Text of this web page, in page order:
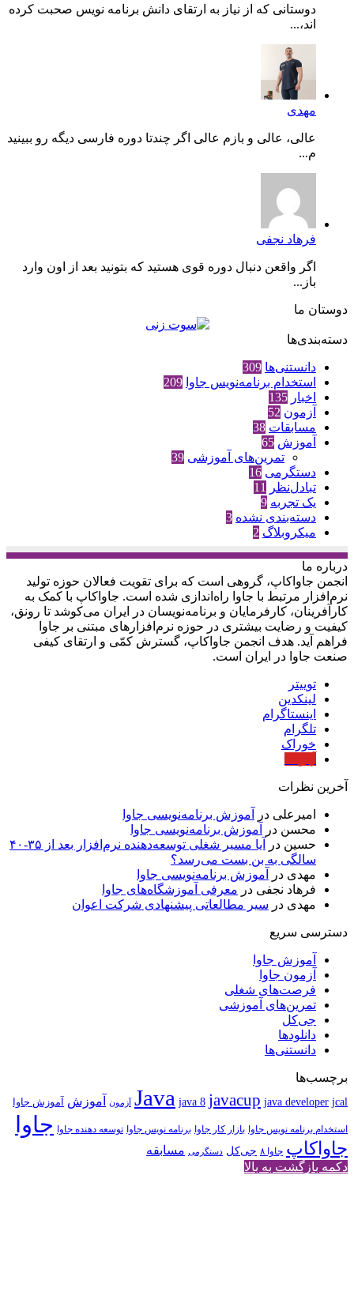
دوستانی که از نیاز به ارتقای دانش برنامه نویس صحبت کرده
اند،...
مهدی
عالی، عالی و بازم عالی اگر چندتا دوره فارسی دیگه رو ببینید
م...
فرهاد نجفی
اگر واقعن دنبال دوره قوی هستید که بتونید بعد از اون وارد
باز...
دوستان ما
دسته‌بندی‌ها
دانستنی‌ها 309
استخدام برنامه‌نویس جاوا 209
اخبار 135
آزمون 52
مسابقات 38
آموزش 65
تمرین‌های آموزشی 39
دستگرمی 16
تبادل‌نظر
11
یک تجربه 9
دسته‌بندی نشده 3
میکروبلاگ 2
درباره‌ ما
انجمن جاواکاپ، گروهی است که برای تقویت فعالان حوزه‌ تولید
نرم‌افزار مرتبط با جاوا راه‌اندازی شده است. جاواکاپ با کمک به
کارآفرینان، کارفرمایان و برنامه‌نویسان در ایران می‌کوشد تا رونق،
کیفیت و رضایت بیشتری در حوزه‌ نرم‌افزارهای مبتنی بر جاوا
فراهم آید. هدف انجمن جاواکاپ، گسترش کمّی و ارتقای کیفی
صنعت جاوا در ایران است.
توییتر
لینکدین
اینستاگرام
تلگرام
خوراک
آخرین نظرات
امیرعلی در
آموزش برنامه‌نویسی جاوا
محسن در
آموزش برنامه‌نویسی جاوا
حسین در
آیا مسیر شغلی توسعه‌دهنده نرم‌افزار بعد از ۳۵-۴۰
سالگی به بن بست می‌رسد؟
مهدی در
آموزش برنامه‌نویسی جاوا
فرهاد نجفی در معرفی آموزشگاه‌های جاوا
مهدی در سیر مطالعاتی پیشنهادی شرکت اعوان
دسترسی سریع
آموزش جاوا
آزمون جاوا
فرصت‌های شغلی
تمرین‌های آموزشی
جی‌کل
دانلودها
دانستنی‌ها
برچسب‌ها
Java java 8 javacup java developer jcal آزمون آموزش آموزش جاوا
استخدام برنامه نویس جاوا بازار کار جاوا برنامه نویس جاوا توسعه دهنده جاوا جاوا
جاواکاپ جاوا ۸ جی‌کل دستگرمی مسابقه
دکمه بازگشت به بالا